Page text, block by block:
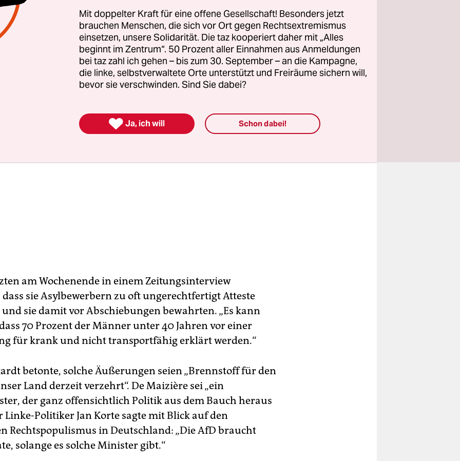
mit ärztlichen Gutachten für Flüchtlinge
benannt habe. „Sie sind real.“ Es gebe tatsächlich
hohe Krankenstände unter Asylbewerbern“. Neben
machte der Minister auch Rechtsanwälten von
am Wochenende in einem Zeitungsinterview
sie Asylbewerbern zu oft ungerechtfertigt Atteste
sie damit vor Abschiebungen bewahrten. „Es kann
70 Prozent der Männer unter 40 Jahren vor einer
für krank und nicht transportfähig erklärt werden.“
betonte, solche Äußerungen seien „Brennstoff für den
Land derzeit verzehrt“. De Maizière sei „ein
der ganz offensichtlich Politik aus dem Bauch heraus
Linke-Politiker Jan Korte sagte mit Blick auf den
Rechtspopulismus in Deutschland: „Die AfD braucht
solange es solche Minister gibt.“
Mit doppelter Kraft für eine offene Gesellschaft! Besonders jetzt
brauchen Menschen, die sich vor Ort gegen Rechtsextremismus
einsetzen, unsere Solidarität. Die taz kooperiert daher mit „Alles
beginnt im Zentrum“. 50 Prozent aller Einnahmen aus Anmeldungen
bei taz zahl ich gehen – bis zum 30. September – an die Kampagne,
die linke, selbstverwaltete Orte unterstützt und Freiräume sichern will,
bevor sie verschwinden. Sind Sie dabei?
 Ja, ich will Schon dabei!